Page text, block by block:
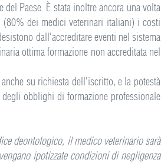
Paese. È stata inoltre ancora una volta
(80% dei medici veterinari italiani) i costi
dall'accreditare eventi nel sistema
ottima formazione non accreditata nel
su richiesta dell'iscritto, e la potestà
obblighi di formazione professionale
deontologico, il medico veterinario sarà
ipotizzate condizioni di negligenza